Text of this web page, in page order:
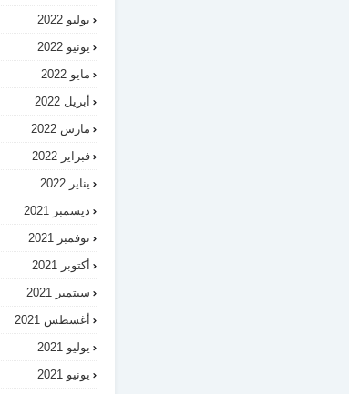
يوليو 2022
يونيو 2022
مايو 2022
أبريل 2022
مارس 2022
فبراير 2022
يناير 2022
ديسمبر 2021
نوفمبر 2021
أكتوبر 2021
سبتمبر 2021
أغسطس 2021
يوليو 2021
يونيو 2021